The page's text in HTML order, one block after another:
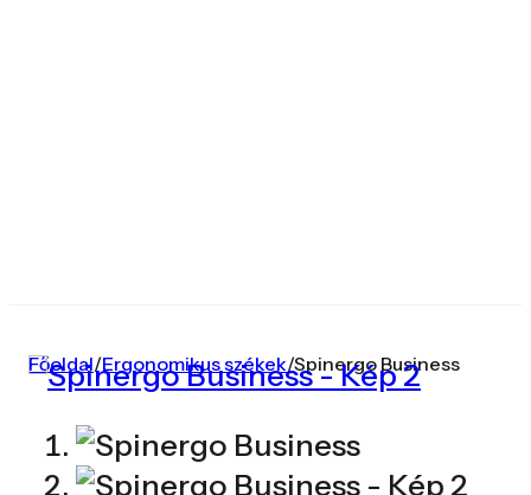
Főoldal/Ergonomikus székek/Spinergo Business